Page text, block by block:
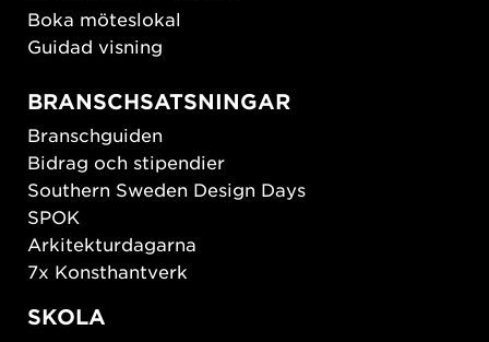
Boka möteslokal
Guidad visning
BRANSCHSATSNINGAR
Branschguiden
Bidrag och stipendier
Southern Sweden Design Days
SPOK
Arkitekturdagarna
7x Konsthantverk
SKOLA